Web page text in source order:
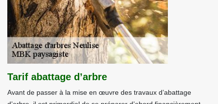
Tarif abattage d’arbre
Avant de passer à la mise en œuvre des travaux d’abattage